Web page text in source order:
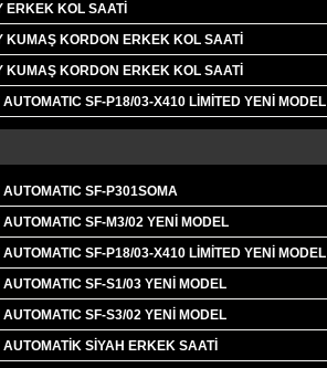
ERKEK KOL SAATİ
KUMAŞ KORDON ERKEK KOL SAATİ
KUMAŞ KORDON ERKEK KOL SAATİ
SF-P18/03-X410 LİMİTED YENİ MODEL
SF-P301SOMA
SF-M3/02 YENİ MODEL
SF-P18/03-X410 LİMİTED YENİ MODEL
SF-S1/03 YENİ MODEL
SF-S3/02 YENİ MODEL
SİYAH ERKEK SAATİ